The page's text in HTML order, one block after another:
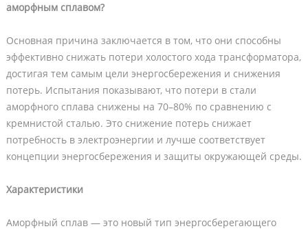
аморфным сплавом?
Основная причина заключается в том, что они способны
эффективно снижать потери холостого хода трансформатора,
достигая тем самым цели энергосбережения и снижения
потерь. Испытания показывают, что потери в стали
аморфного сплава снижены на 70–80% по сравнению с
кремнистой сталью. Это снижение потерь снижает
потребность в электроэнергии и лучше соответствует
концепции энергосбережения и защиты окружающей среды.
Характеристики
Аморфный сплав — это новый тип энергосберегающего